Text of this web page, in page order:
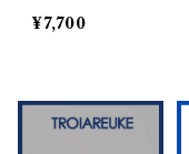
ング アンプル
(緑) 70ml
¥7,700